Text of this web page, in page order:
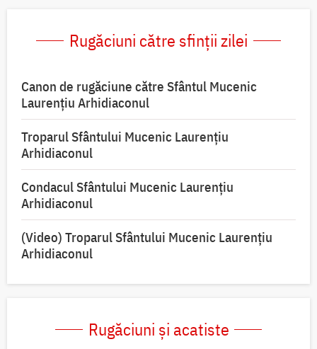
Rugăciuni către sfinții zilei
Canon de rugăciune către Sfântul Mucenic
Laurențiu Arhidiaconul
Troparul Sfântului Mucenic Laurențiu
Arhidiaconul
Condacul Sfântului Mucenic Laurențiu
Arhidiaconul
(Video) Troparul Sfântului Mucenic Laurențiu
Arhidiaconul
Rugăciuni și acatiste